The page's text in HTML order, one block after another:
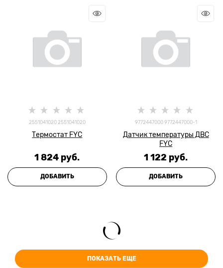
2551041020 2551041020
Термостат FYC
1 824 руб.
ДОБАВИТЬ
9772447000 9772447000-1
Датчик температуры ДВС
FYC
1 122 руб.
ДОБАВИТЬ
ПОКАЗАТЬ ЕЩЕ